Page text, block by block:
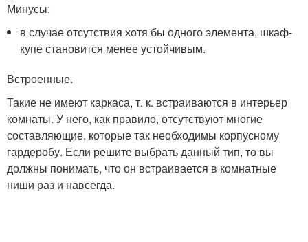
Минусы:
в случае отсутствия хотя бы одного элемента, шкаф-
купе становится менее устойчивым.
Встроенные.
Такие не имеют каркаса, т. к. встраиваются в интерьер
комнаты. У него, как правило, отсутствуют многие
составляющие, которые так необходимы корпусному
гардеробу. Если решите выбрать данный тип, то вы
должны понимать, что он встраивается в комнатные
ниши раз и навсегда.